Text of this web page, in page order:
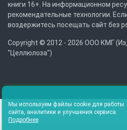
книги 16+. На информационном
рекомендательные технологии.
воздержитесь посещать сайт без
Copyright © 2012 - 2026 ООО КМГ
"Целлюлоза")
Мы используем файлы cookie для работы
сайта, аналитики и улучшения сервиса.
Подробнее